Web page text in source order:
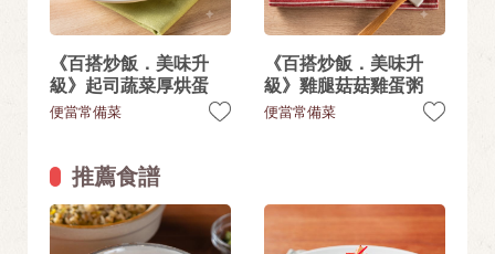
《百搭炒飯．美味升
級》起司蔬菜厚烘蛋
便當常備菜
《百搭炒飯．美味升
級》雞腿菇菇雞蛋粥
便當常備菜
推薦食譜